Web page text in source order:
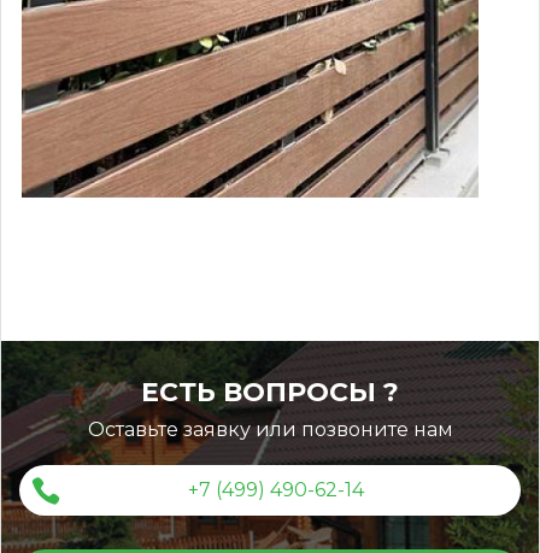
ЕСТЬ ВОПРОСЫ ?
Оставьте заявку или позвоните нам
+7 (499) 490-62-14